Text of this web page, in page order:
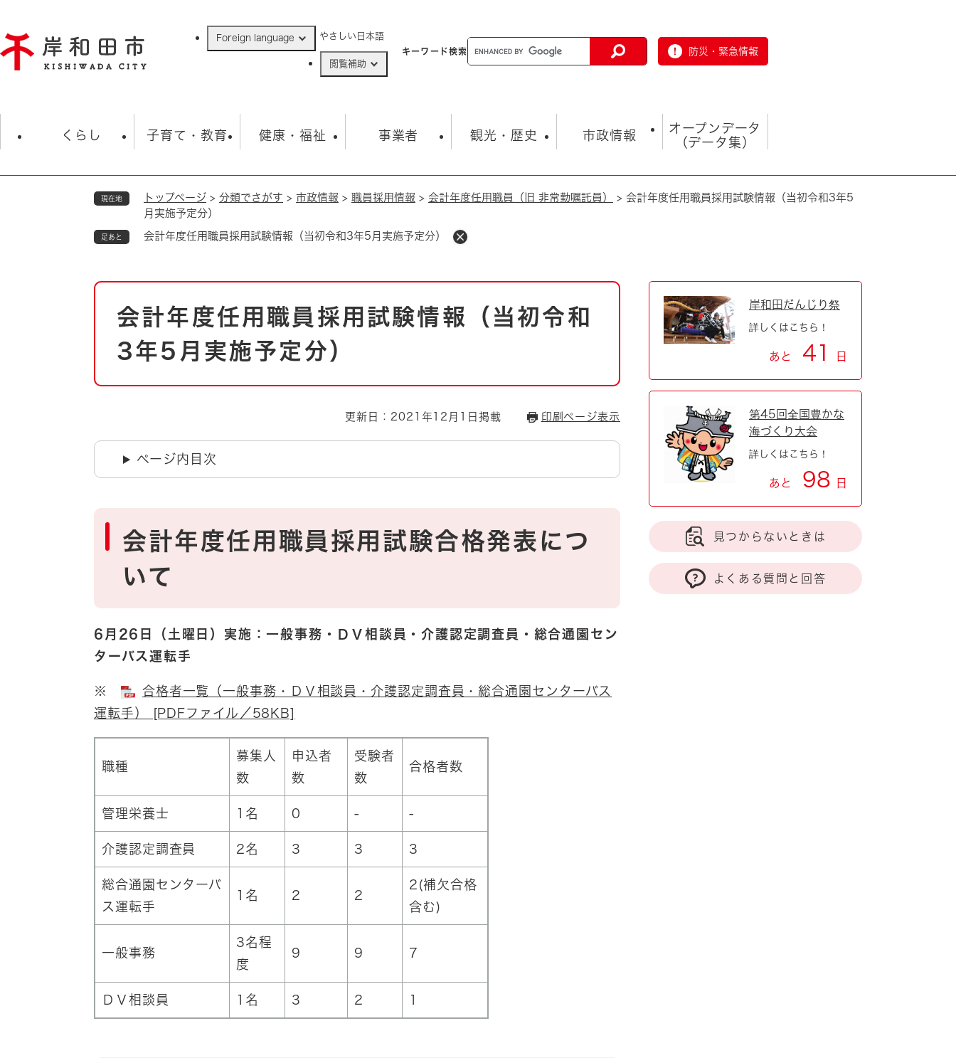
ジ
の
Foreign language やさしい日本語
閲覧補助
キーワード検索 防災・緊急情報
くらし
住民票・戸籍
保険・年金
自然・環境・公園 住宅
おくやみ
道路・河川・交通 まちづくり
とじる
子育て・教育
学校 子育て
健康・福祉
福祉・健康・生活 生涯学習・スポーツ
事業者
入札・契約情報 まちづくり・協働
産業振興
観光・歴史
観光 観光スポット
歴史 動画情報
市政情報
市の概要 総合計画
行財政
オープンデータ
（データ集）
オープンデータ
現在地 トップページ > 分類でさがす > 市政情報 > 職員採用情報 > 会計年度任用職員（旧 非常勤嘱託員） > 会計年度任用職員採用試験情報（当初令和3年5
月実施予定分）
足あと 会計年度任用職員採用試験情報（当初令和3年5月実施予定分）
本
会計年度任用職員採用試験情報（当初令和
3年5月実施予定分）
更新日：2021年12月1日掲載 印刷ページ表示
ページ内目次
会計年度任用職員採用試験合格発表につ
いて
6月26日（土曜日）実施：一般事務・ＤＶ相談員・介護認定調査員
・総合通園セン
ターバス運転手
※
合格者一覧（一般事務・ＤＶ相談員・介護認定調査員・総合通園センターバス
運転手） [PDFファイル／58KB]
職種
募集人
数
申込者
数
受験者
数
合格者数
管理栄養士 1名 0 - -
介護認定調査員 2名 3 3 3
総合通園センターバ
ス運転手
1名 2 2
2(補欠合格
含む)
一般事務
3名程
度
9 9 7
ＤＶ相談員 1名 3 2 1
岸和田だんじり祭
詳しくはこちら！
あと 41 日
第45回全国豊かな
海づくり大会
詳しくはこちら！
あと 98 日
見つからないときは
よくある質問と回答